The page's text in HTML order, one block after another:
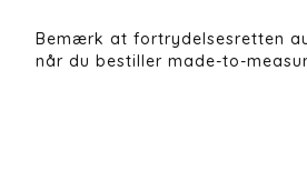
Bemærk at fortrydelsesretten
når du bestiller made-to-